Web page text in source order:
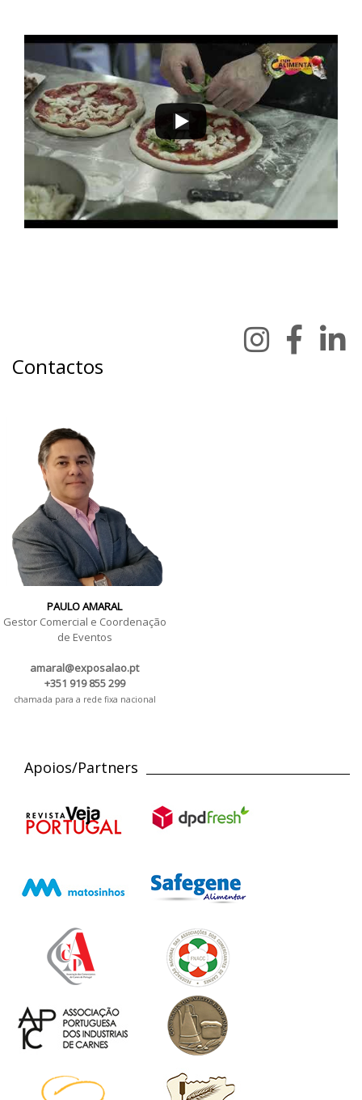
Contactos
PAULO AMARAL
Gestor Comercial e Coordenação
de Eventos
amaral@exposalao.pt
+351 919 855 299
chamada para a rede fixa nacional
Apoios/Partners